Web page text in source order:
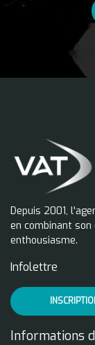
Depuis 2001,
en combinant
enthousiasme.
Informations
Infolettre